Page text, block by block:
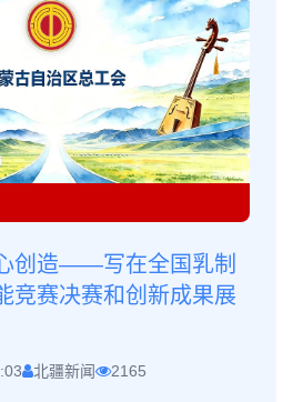
创造——写在全国乳制
竞赛决赛和创新成果展
北疆新闻 2165